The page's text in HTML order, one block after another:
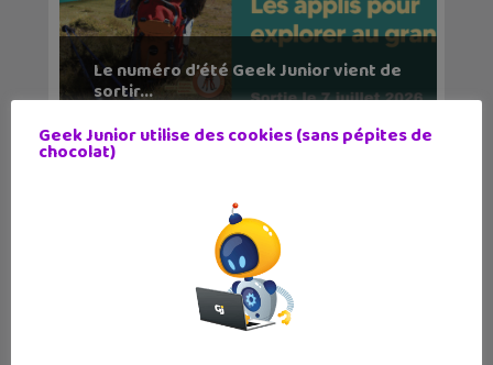
Le numéro d’été Geek Junior vient de
sortir...
Geek Junior utilise des cookies (sans pépites de
chocolat)